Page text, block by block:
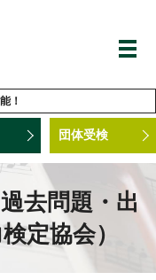
！
団体受検
去問題・出
定協会）